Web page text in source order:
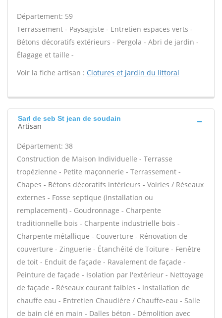
Département: 59
Terrassement - Paysagiste - Entretien espaces verts -
Bétons décoratifs extérieurs - Pergola - Abri de jardin -
Élagage et taille -
Voir la fiche artisan : Clotures et jardin du littoral
Sarl de seb St jean de soudain
Artisan
Département: 38
Construction de Maison Individuelle - Terrasse
tropézienne - Petite maçonnerie - Terrassement -
Chapes - Bétons décoratifs intérieurs - Voiries / Réseaux
externes - Fosse septique (installation ou
remplacement) - Goudronnage - Charpente
traditionnelle bois - Charpente industrielle bois -
Charpente métallique - Couverture - Rénovation de
couverture - Zinguerie - Étanchéité de Toiture - Fenêtre
de toit - Enduit de façade - Ravalement de façade -
Peinture de façade - Isolation par l'extérieur - Nettoyage
de façade - Réseaux courant faibles - Installation de
chauffe eau - Entretien Chaudière / Chauffe-eau - Salle
de bain clé en main - Dalles béton - Démolition avec